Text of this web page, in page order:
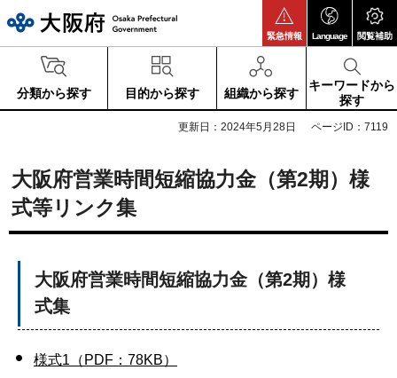
緊急情報 Language 閲覧補助
分類から探す 目的から探す 組織から探す
キーワードから
探す
更新日：2024年5月28日 ページID：7119
大阪府営業時間短縮協力金（第2期）様
式等リンク集
大阪府営業時間短縮協力金（第2期）様
式集
様式1（PDF：78KB）